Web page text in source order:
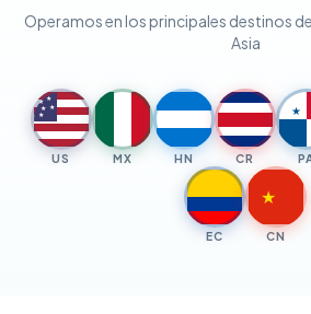
Operamos en los principales destinos
Asia
★ ★
★ ★
★
US MX HN CR
★
EC
★
CN